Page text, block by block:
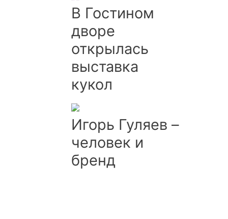
В Гостином
дворе
открылась
выставка
кукол
Игорь Гуляев –
человек и
бренд